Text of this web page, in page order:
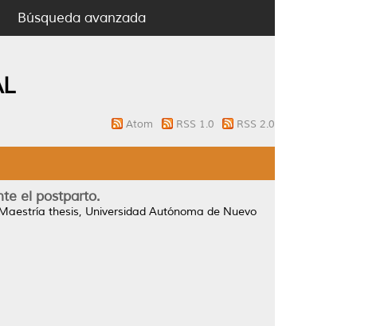
Búsqueda avanzada
Atom RSS 1.0 RSS 2.0
el postparto.
thesis, Universidad Autónoma de Nuevo